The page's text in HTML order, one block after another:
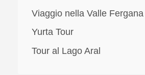
Viaggio nella Valle Fergana
Yurta Tour
Tour al Lago Aral